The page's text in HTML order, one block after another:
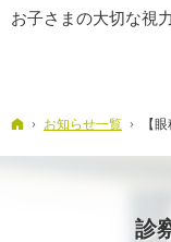
お子さまの大切な視
ホーム
お知らせ一覧 【
診